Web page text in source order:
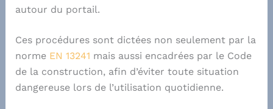
autour du portail.
Ces procédures sont dictées non seulement par la
norme EN 13241 mais aussi encadrées par le Code
de la construction, afin d’éviter toute situation
dangereuse lors de l’utilisation quotidienne.